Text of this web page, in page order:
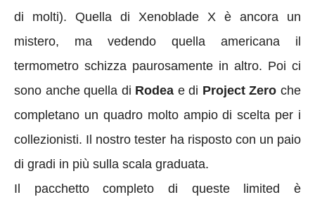
di molti). Quella di Xenoblade X è ancora un
mistero, ma vedendo quella americana il
termometro schizza paurosamente in altro. Poi ci
sono anche quella di Rodea e di Project Zero che
completano un quadro molto ampio di scelta per i
collezionisti. Il nostro tester ha risposto con un paio
di gradi in più sulla scala graduata.
Il pacchetto completo di queste limited è